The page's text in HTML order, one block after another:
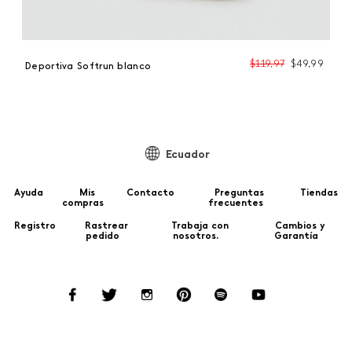
Deportiva Softrun blanco $119,97 $49,99
Ecuador
Ayuda
Mis
compras
Contacto
Preguntas
frecuentes
Tiendas
Registro
Rastrear
pedido
Trabaja con
nosotros.
Cambios y
Garantía